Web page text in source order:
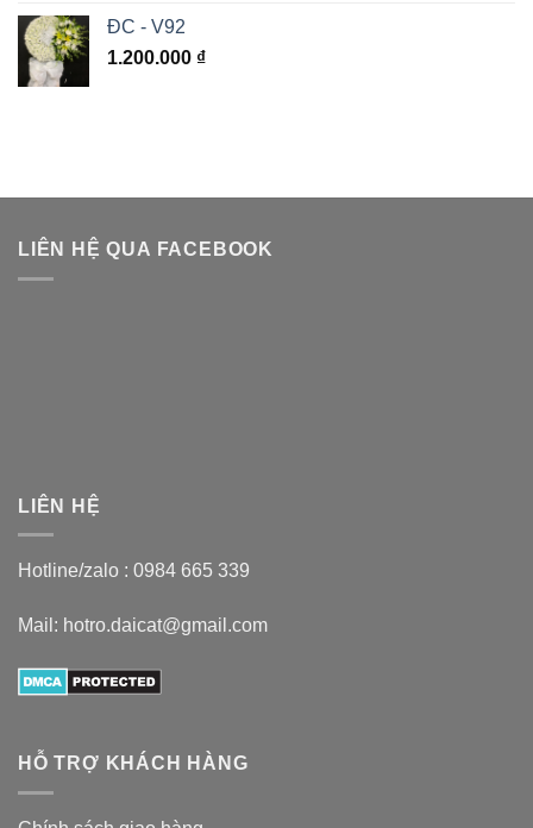
ĐC - V92
1.200.000 ₫
LIÊN HỆ QUA FACEBOOK
LIÊN HỆ
Hotline/zalo : 0984 665 339
Mail: hotro.daicat@gmail.com
HỖ TRỢ KHÁCH HÀNG